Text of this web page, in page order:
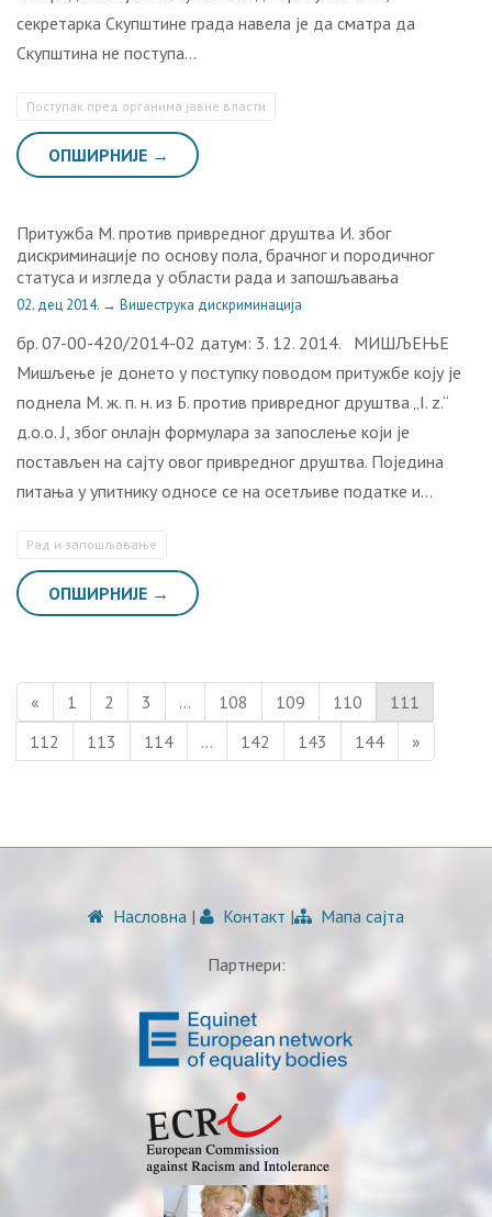
секретарка Скупштине града навела је да сматра да
Скупштина не поступа…
Поступак пред органима јавне власти
ОПШИРНИЈЕ →
Притужба М. против привредног друштва И. због
дискриминације по основу пола, брачног и породичног
статуса и изгледа у области рада и запошљавања
02. дец 2014. → Вишеструка дискриминација
бр. 07-00-420/2014-02 датум: 3. 12. 2014. МИШЉЕЊЕ
Мишљење је донето у поступку поводом притужбе коју је
поднелa М. ж. п. н. из Б. против привредног друштва „I. z.“
д.о.о. Ј, због онлајн формулара за запослење који је
постављен на сајту овог привредног друштва. Поједина
питања у упитнику односе се на осетљиве податке и…
Рaд и зaпoшљaвaњe
ОПШИРНИЈЕ →
« 1 2 3 … 108 109 110
111
112
113 114 … 142 143 144 »
Насловна | Контакт | Мапа сајта
Партнери: